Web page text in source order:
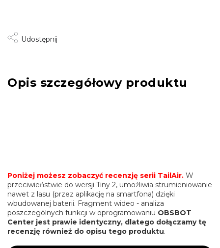
Udostępnij
Opis szczegółowy produktu
Poniżej możesz zobaczyć recenzję serii TailAir. W
przeciwieństwie do wersji Tiny 2, umożliwia strumieniowanie
nawet z lasu (przez aplikację na smartfona) dzięki
wbudowanej baterii. Fragment wideo - analiza
poszczególnych funkcji w oprogramowaniu OBSBOT
Center jest prawie identyczny, dlatego dołączamy tę
recenzję również do opisu tego produktu.